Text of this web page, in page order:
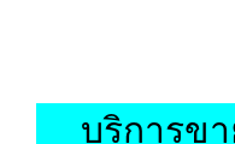
บริการข